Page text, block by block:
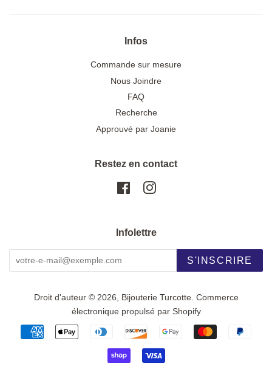
Infos
Commande sur mesure
Nous Joindre
FAQ
Recherche
Approuvé par Joanie
Restez en contact
FacebookInstagram
Infolettre
S'INSCRIRE
Droit d'auteur © 2026, Bijouterie Turcotte. Commerce
électronique propulsé par Shopify
Icônes
Paiement